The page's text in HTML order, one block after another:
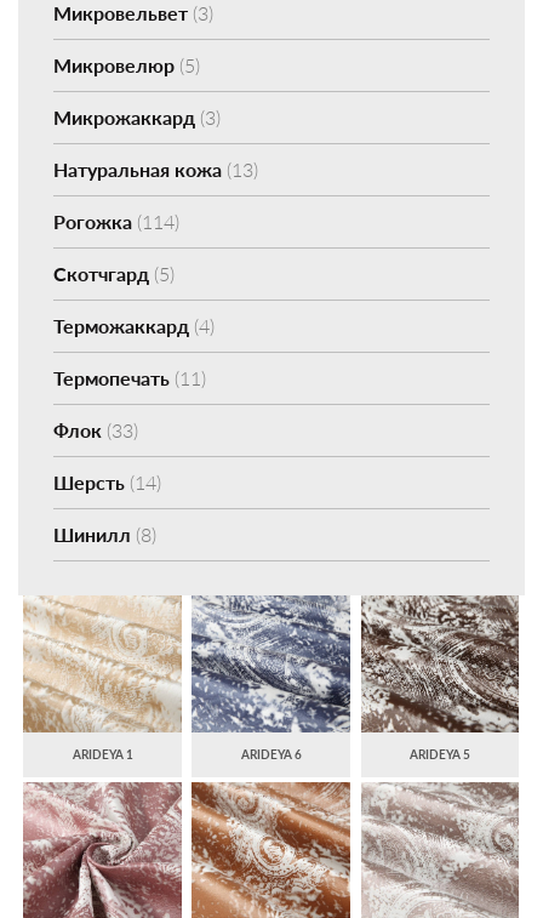
Микровельвет (3)
Микровелюр (5)
Микрожаккард (3)
Натуральная кожа (13)
Рогожка (114)
Скотчгард (5)
Терможаккард (4)
Термопечать (11)
Флок (33)
Шерсть (14)
Шинилл (8)
ARIDEYA 1 ARIDEYA 6 ARIDEYA 5